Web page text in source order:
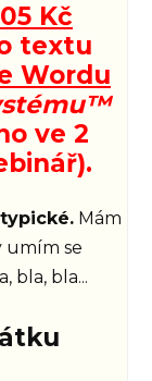
Kč
textu
Wordu
ve 2
Mám
se
bla, bla...